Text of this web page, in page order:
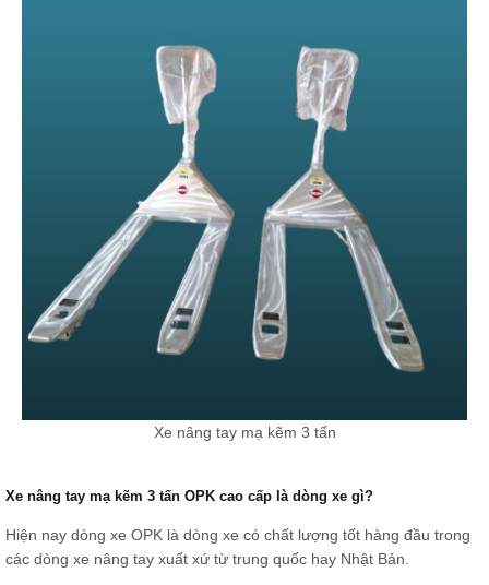
Xe nâng tay mạ kẽm 3 tấn
Xe nâng tay mạ kẽm 3 tấn OPK cao cấp là dòng xe gì?
Hiện nay dòng xe OPK là dòng xe có chất lượng tốt hàng đầu trong
các dòng xe nâng tay xuất xứ từ trung quốc hay Nhật Bản.